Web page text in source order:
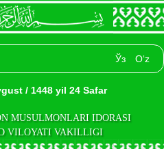
Ўз O‘z
/ 1448 yil 24 Safar
MUSULMONLARI IDORASI
VILOYATI VAKILLIGI